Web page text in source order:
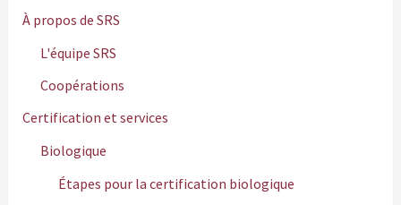
h
:
À propos de SRS
L'équipe SRS
Coopérations
Certification et services
Biologique
Étapes pour la certification biologique